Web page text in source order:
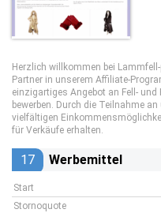
Herzlich willkommen bei
Partner in unserem Affiliate-
einzigartiges Angebot an Fell-
bewerben. Durch die Teilnahme
vielfältigen
für Verkäufe erhalten.
17 Werbemittel
Start
Stornoquote